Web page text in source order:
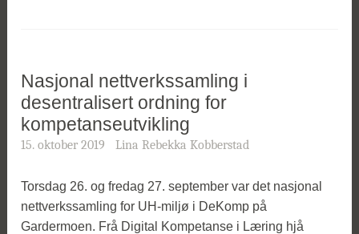
Nasjonal nettverkssamling i
desentralisert ordning for
kompetanseutvikling
15. oktober 2019 Lina Rebekka Kobberstad
Torsdag 26. og fredag 27. september var det nasjonal
nettverkssamling for UH-miljø i DeKomp på
Gardermoen. Frå Digital Kompetanse i Læring hjå